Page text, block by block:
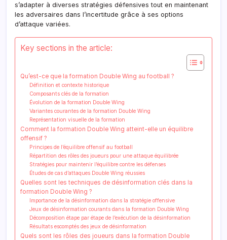
s’adapter à diverses stratégies défensives tout en maintenant
les adversaires dans l’incertitude grâce à ses options
d’attaque variées.
Key sections in the article:
Qu’est-ce que la formation Double Wing au football ?
Définition et contexte historique
Composants clés de la formation
Évolution de la formation Double Wing
Variantes courantes de la formation Double Wing
Représentation visuelle de la formation
Comment la formation Double Wing atteint-elle un équilibre
offensif ?
Principes de l’équilibre offensif au football
Répartition des rôles des joueurs pour une attaque équilibrée
Stratégies pour maintenir l’équilibre contre les défenses
Études de cas d’attaques Double Wing réussies
Quelles sont les techniques de désinformation clés dans la
formation Double Wing ?
Importance de la désinformation dans la stratégie offensive
Jeux de désinformation courants dans la formation Double Wing
Décomposition étape par étape de l’exécution de la désinformation
Résultats escomptés des jeux de désinformation
Quels sont les rôles des joueurs dans la formation Double